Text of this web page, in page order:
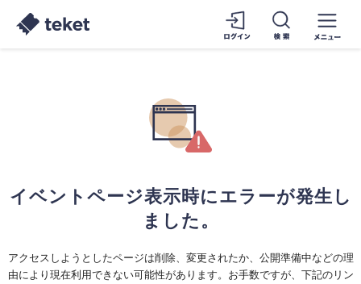
イベントページ表示時にエラーが発生し
ました。
アクセスしようとしたページは削除、変更されたか、公開準備中などの理
由により現在利用できない可能性があります。お手数ですが、下記のリン